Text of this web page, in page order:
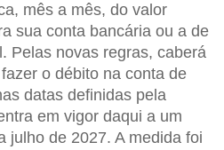
mês a mês, do valor
sua conta bancária ou a de
Pelas novas regras, caberá
o débito na conta de
datas definidas pela
em vigor daqui a um
julho de 2027. A medida foi